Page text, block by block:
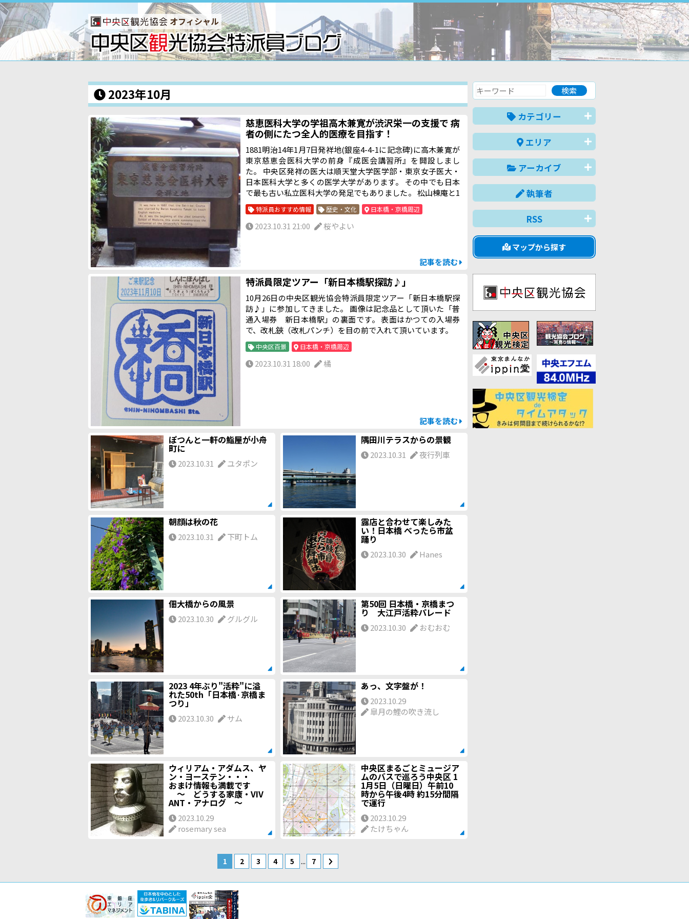
オフィシャル
2023年10月
慈恵医科大学の学祖高木兼寛が渋沢栄一の支援で 病
者の側にたつ全人的医療を目指す！
1881明治14年1月7日発祥地(銀座4-4-1に記念碑)に高木兼寛が
東京慈恵会医科大学の前身『成医会講習所』を開設しまし
た。 中央区発祥の医大は順天堂大学医学部・東京女子医大・
日本医科大学と多くの医学大学があります。 その中でも日本
で最も古い私立医科大学の発足でもありました。 松山棟庵と1
8名の医師と共に、日本の貧弱な医療環境の改善を目指す学術
団体でした。 患者中心の医師を育成する成医会講習所とし
て、常に患者と接することができる病院が不可欠だと考え、
特派員おすすめ情報 歴史・文化 日本橋・京橋周辺
2023.10.31 21:00 桜やよい
記事を読む
特派員限定ツアー「新日本橋駅探訪♪」
10月26日の中央区観光協会特派員限定ツアー「新日本橋駅探
訪♪」に参加してきました。 画像は記念品として頂いた「普
通入場券 新日本橋駅」の裏面です。 表面はかつての入場券
で、改札鋏（改札パンチ）を目の前で入れて頂いています。
中央区百景 日本橋・京橋周辺
2023.10.31 18:00 橘
記事を読む
ぽつんと一軒の鮨屋が小舟
町に
2023.10.31 ユタポン
隅田川テラスからの景観
2023.10.31 夜行列車
朝顔は秋の花
2023.10.31 下町トム
露店と合わせて楽しみた
い！日本橋 べったら市盆
踊り
2023.10.30 Hanes
佃大橋からの風景
2023.10.30 グルグル
第50回 日本橋・京橋まつ
り 大江戸活粋パレード
2023.10.30 おむおむ
2023 4年ぶり"活粋"に溢
れた50th「日本橋·京橋ま
つり」
2023.10.30 サム
あっ、文字盤が！
2023.10.29
皐月の鯉の吹き流し
ウィリアム・アダムス、ヤ
ン・ヨーステン・・・
おまけ情報も満載です
～ どうする家康・VIV
ANT・アナログ ～
2023.10.29
rosemary sea
中央区まるごとミュージア
ムのバスで巡ろう中央区 1
1月5日（日曜日）午前10
時から午後4時 約15分間隔
で運行
2023.10.29
たけちゃん
1 2 3 4 5 ... 7
カテゴリー
エリア
アーカイブ
執筆者
RSS
マップから探す